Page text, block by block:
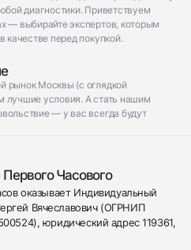
диагностики. Приветствуем
— выбирайте экспертов, которым
качестве перед покупкой.
рынок Москвы (с оглядкой
лучшие условия. А стать нашим
— у вас всегда будут
Часового
оказывает Индивидуальный
Вячеславович (ОГРНИП
юридический адрес 119361,